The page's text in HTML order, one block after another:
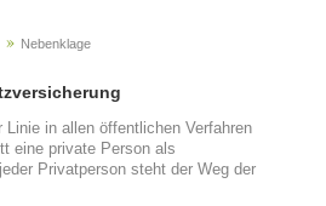
Nebenklage
Linie in allen öffentlichen Verfahren
eine private Person als
Privatperson steht der Weg der